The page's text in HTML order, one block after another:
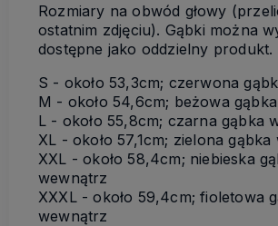
Rozmiary na obwód głowy
ostatnim zdjęciu). Gąbki można
dostępne jako oddzielny produkt.
S - około 53,3cm; czerwona
M - około 54,6cm; beżowa
L - około 55,8cm; czarna gąbka
XL - około 57,1cm; zielona
XXL - około 58,4cm; niebieska
wewnątrz
XXXL - około 59,4cm; fioletowa
wewnątrz